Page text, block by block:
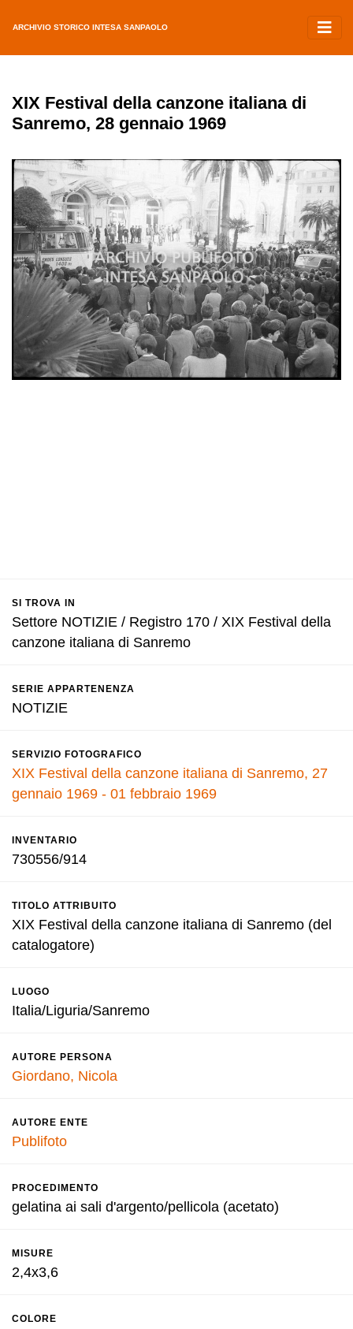
ARCHIVIO STORICO INTESA SANPAOLO
XIX Festival della canzone italiana di
Sanremo, 28 gennaio 1969
SI TROVA IN
Settore NOTIZIE / Registro 170 / XIX Festival della
canzone italiana di Sanremo
SERIE APPARTENENZA
NOTIZIE
SERVIZIO FOTOGRAFICO
XIX Festival della canzone italiana di Sanremo, 27
gennaio 1969 - 01 febbraio 1969
INVENTARIO
730556/914
TITOLO ATTRIBUITO
XIX Festival della canzone italiana di Sanremo (del
catalogatore)
LUOGO
Italia/Liguria/Sanremo
AUTORE PERSONA
Giordano, Nicola
AUTORE ENTE
Publifoto
PROCEDIMENTO
gelatina ai sali d'argento/pellicola (acetato)
MISURE
2,4x3,6
COLORE